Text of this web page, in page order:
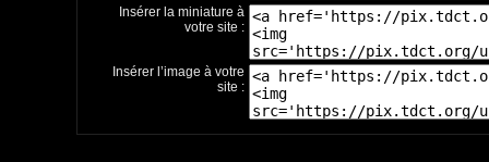
Insérer la miniature à
votre site :
Insérer l’image à votre
site :